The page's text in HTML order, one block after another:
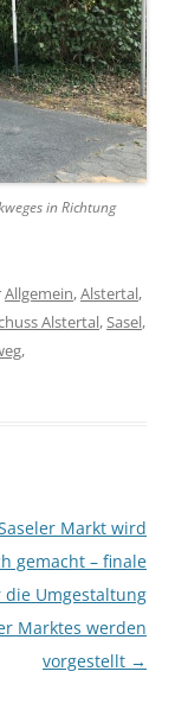
in Richtung
Allgemein,Alstertal,
Alstertal,Sasel,
,
Markt wird
gemacht – finale
die Umgestaltung
Marktes werden
vorgestellt →